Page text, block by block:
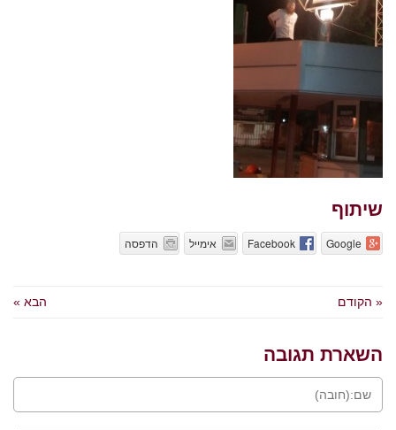
שיתוף
Google
Facebook אימייל הדפסה
« הקודם הבא »
השארת תגובה